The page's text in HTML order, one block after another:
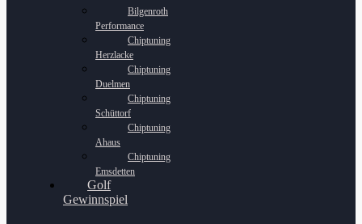
Bilgenroth
Performance
Chiptuning
Herzlacke
Chiptuning
Duelmen
Chiptuning
Schüttorf
Chiptuning
Ahaus
Chiptuning
Emsdetten
Golf
Gewinnspiel